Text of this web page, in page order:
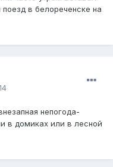
в белореченске на
непогода-
в домиках или в лесной